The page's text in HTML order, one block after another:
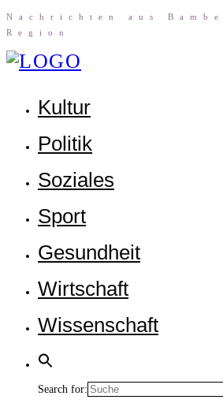
Nach­rich­ten aus
Region
Kul­tur
Poli­tik
Sozia­les
Sport
Gesund­heit
Wirt­schaft
Wis­sen­schaft
Search for: